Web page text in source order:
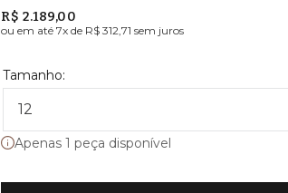
R$ 2.189,00
ou em até7x de R$ 312,71 sem juros
12
Apenas 1 peça disponível